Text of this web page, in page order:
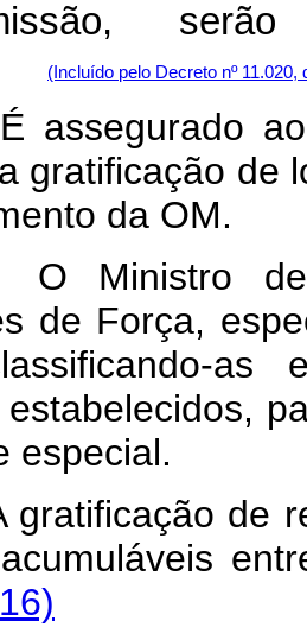
(Incluído pelo Decreto nº 11.020,
assegurado
gratificação de
da OM.
Ministro de
de Força,
as
especial.
de
acumuláveis